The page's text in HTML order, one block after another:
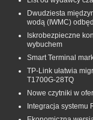
Dwudziesta
wodą (IWMC)
Iskrobezpieczne
wybuchem
Smart Terminal
TP-Link ułatwia
T1700G‑28TQ
Nowe czytniki w
Integracja systemu